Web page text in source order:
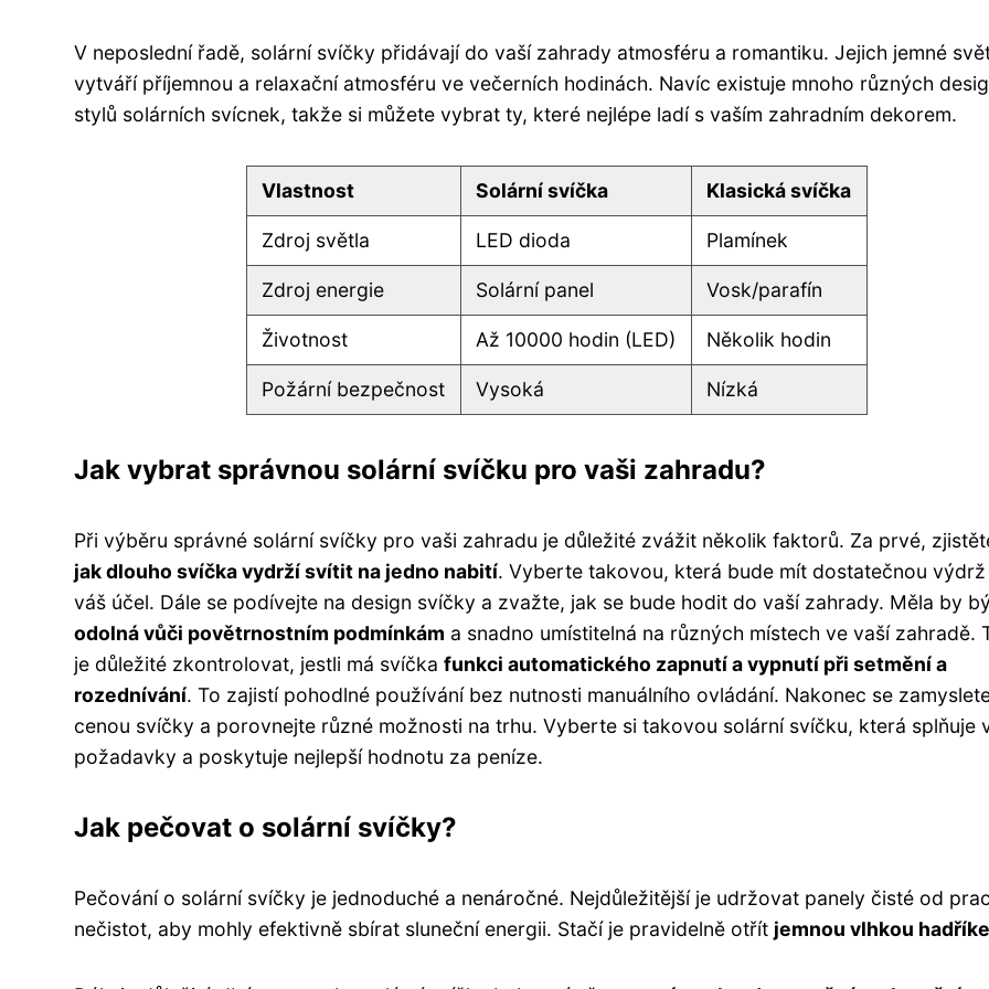
V neposlední řadě, solární svíčky přidávají do vaší zahrady atmosféru a romantiku. Jejich jemné
vytváří příjemnou a relaxační atmosféru ve večerních hodinách. Navíc existuje mnoho různých
stylů solárních svícnek, takže si můžete vybrat ty, které nejlépe ladí s vaším zahradním dekorem.
Vlastnost Solární svíčka Klasická svíčka
Zdroj světla LED dioda Plamínek
Zdroj energie Solární panel Vosk/parafín
Životnost Až 10000 hodin (LED) Několik hodin
Požární bezpečnost Vysoká Nízká
Jak vybrat správnou solární svíčku pro vaši zahradu?
Při výběru správné solární svíčky pro vaši zahradu je důležité zvážit několik faktorů. Za prvé,
jak dlouho svíčka vydrží svítit na jedno nabití. Vyberte takovou, která bude mít dostatečnou
váš účel. Dále se podívejte na design svíčky a zvažte, jak se bude hodit do vaší zahrady. Měla by
odolná vůči povětrnostním podmínkám a snadno umístitelná na různých místech ve vaší zahradě.
je důležité zkontrolovat, jestli má svíčka funkci automatického zapnutí a vypnutí při setmění a
rozednívání. To zajistí pohodlné používání bez nutnosti manuálního ovládání. Nakonec se
cenou svíčky a porovnejte různé možnosti na trhu. Vyberte si takovou solární svíčku, která splňuje
požadavky a poskytuje nejlepší hodnotu za peníze.
Jak pečovat o solární svíčky?
Pečování o solární svíčky je jednoduché a nenáročné. Nejdůležitější je udržovat panely čisté od
nečistot, aby mohly efektivně sbírat sluneční energii. Stačí je pravidelně otřít jemnou vlhkou